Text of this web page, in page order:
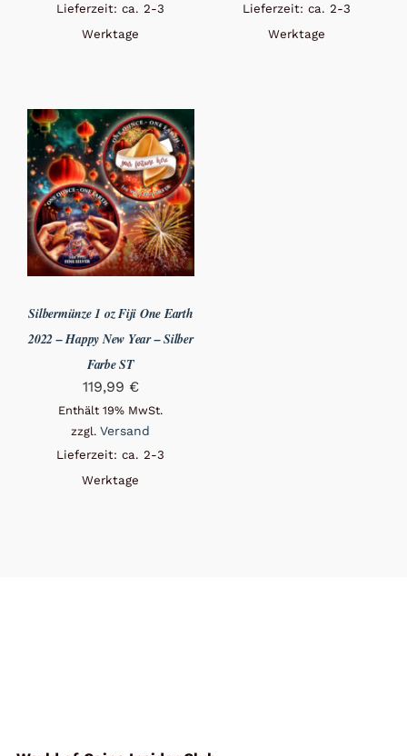
Lieferzeit: ca. 2-3
Werktage
Lieferzeit: ca. 2-3
Werktage
Silbermünze 1 oz Fiji One Earth
2022 – Happy New Year – Silber
Farbe ST
119,99 €
Enthält 19% MwSt.
zzgl.Versand
Lieferzeit: ca. 2-3
Werktage